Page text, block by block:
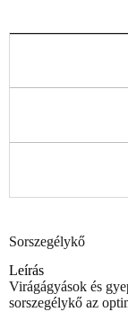
Sorszegélykő
Leírás
Virágágyások és
sorszegélykő az